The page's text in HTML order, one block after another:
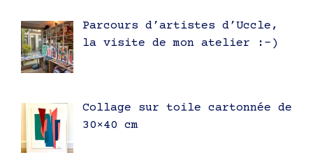
Parcours d’artistes d’Uccle,
la visite de mon atelier :-)
Collage sur toile cartonnée de
30×40 cm